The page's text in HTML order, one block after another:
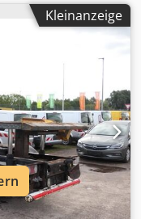
ist Euro
Umweltplakette
mit einer
für einen
Bereich. Chsdpor
Km
an
Klein-
und
Kleinanzeige